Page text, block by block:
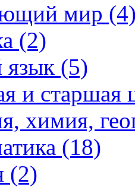
мир
(2)
язык (5)
и старшая
химия,
(18)
(2)